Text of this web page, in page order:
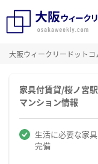
大阪ウィークリードットコ
家具付賃貸/桜ノ宮
マンション情報
生活に必要な家
完備